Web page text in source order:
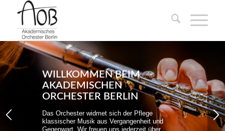
WILLKOMMEN BEIM
AKADEMISCHEN
ORCHESTER BERLIN
Das Orchester widmet sich der Pflege
klassischer Musik aus Vergangenheit und
Gegenwart. Wir freuen uns jederzeit über